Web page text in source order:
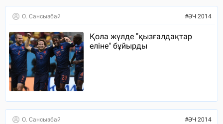
О. Сансызбай #ӘЧ 2014
Қола жүлде "қызғалдақтар
еліне" бұйырды
О. Сансызбай #ӘЧ 2014